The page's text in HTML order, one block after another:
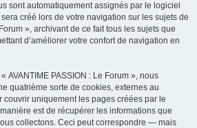
sont automatiquement assignés par le logiciel
créé lors de votre navigation sur les sujets de
», archivant de ce fait tous les sujets que
d’améliorer votre confort de navigation en
AVANTIME PASSION : Le Forum », nous
quatrième sorte de cookies, externes au
couvrir uniquement les pages créées par le
est de récupérer les informations que
collectons. Ceci peut correspondre — mais